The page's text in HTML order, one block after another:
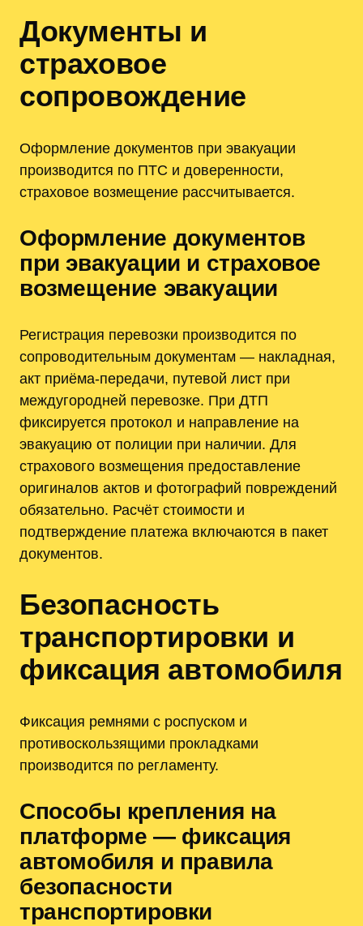
Документы и
страховое
сопровождение
Оформление документов при эвакуации
производится по ПТС и доверенности,
страховое возмещение рассчитывается.
Оформление документов
при эвакуации и страховое
возмещение эвакуации
Регистрация перевозки производится по
сопроводительным документам — накладная,
акт приёма-передачи, путевой лист при
междугородней перевозке. При ДТП
фиксируется протокол и направление на
эвакуацию от полиции при наличии. Для
страхового возмещения предоставление
оригиналов актов и фотографий повреждений
обязательно. Расчёт стоимости и
подтверждение платежа включаются в пакет
документов.
Безопасность
транспортировки и
фиксация автомобиля
Фиксация ремнями с роспуском и
противоскользящими прокладками
производится по регламенту.
Способы крепления на
платформе — фиксация
автомобиля и правила
безопасности
транспортировки